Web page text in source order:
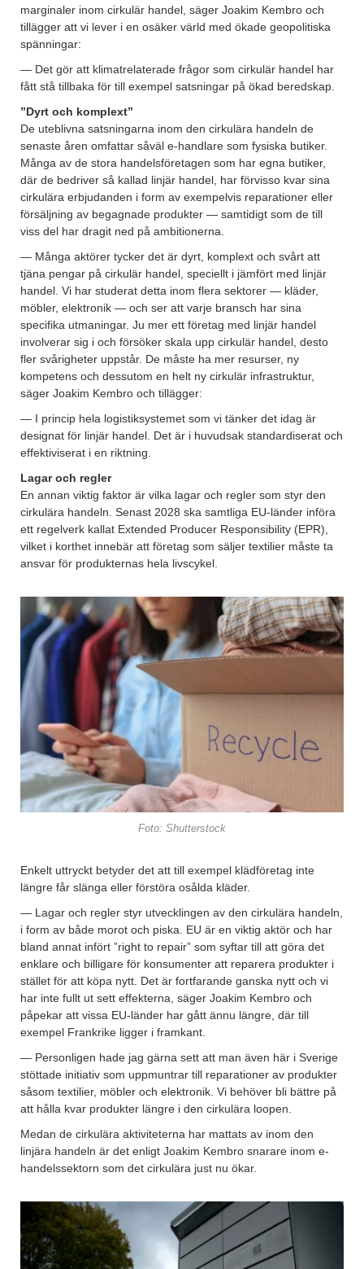
marginaler inom cirkulär handel, säger Joakim Kembro och
tillägger att vi lever i en osäker värld med ökade geopolitiska
spänningar:
— Det gör att klimatrelaterade frågor som cirkulär handel har
fått stå tillbaka för till exempel satsningar på ökad beredskap.
”Dyrt och komplext”
De uteblivna satsningarna inom den cirkulära handeln de
senaste åren omfattar såväl e-handlare som fysiska butiker.
Många av de stora handelsföretagen som har egna butiker,
där de bedriver så kallad linjär handel, har förvisso kvar sina
cirkulära erbjudanden i form av exempelvis reparationer eller
försäljning av begagnade produkter — samtidigt som de till
viss del har dragit ned på ambitionerna.
— Många aktörer tycker det är dyrt, komplext och svårt att
tjäna pengar på cirkulär handel, speciellt i jämfört med linjär
handel. Vi har studerat detta inom flera sektorer — kläder,
möbler, elektronik — och ser att varje bransch har sina
specifika utmaningar. Ju mer ett företag med linjär handel
involverar sig i och försöker skala upp cirkulär handel, desto
fler svårigheter uppstår. De måste ha mer resurser, ny
kompetens och dessutom en helt ny cirkulär infrastruktur,
säger Joakim Kembro och tillägger:
— I princip hela logistiksystemet som vi tänker det idag är
designat för linjär handel. Det är i huvudsak standardiserat och
effektiviserat i en riktning.
Lagar och regler
En annan viktig faktor är vilka lagar och regler som styr den
cirkulära handeln. Senast 2028 ska samtliga EU-länder införa
ett regelverk kallat Extended Producer Responsibility (EPR),
vilket i korthet innebär att företag som säljer textilier måste ta
ansvar för produkternas hela livscykel.
Foto: Shutterstock
Enkelt uttryckt betyder det att till exempel klädföretag inte
längre får slänga eller förstöra osålda kläder.
— Lagar och regler styr utvecklingen av den cirkulära handeln,
i form av både morot och piska. EU är en viktig aktör och har
bland annat infört ”right to repair” som syftar till att göra det
enklare och billigare för konsumenter att reparera produkter i
stället för att köpa nytt. Det är fortfarande ganska nytt och vi
har inte fullt ut sett effekterna, säger Joakim Kembro och
påpekar att vissa EU-länder har gått ännu längre, där till
exempel Frankrike ligger i framkant.
— Personligen hade jag gärna sett att man även här i Sverige
stöttade initiativ som uppmuntrar till reparationer av produkter
såsom textilier, möbler och elektronik. Vi behöver bli bättre på
att hålla kvar produkter längre i den cirkulära loopen.
Medan de cirkulära aktiviteterna har mattats av inom den
linjära handeln är det enligt Joakim Kembro snarare inom e-
handelssektorn som det cirkulära just nu ökar.